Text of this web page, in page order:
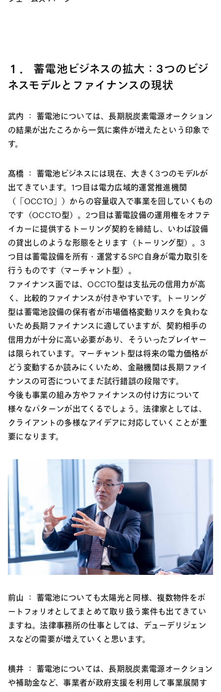
１． 蓄電池ビジネスの拡大：3つのビジ
ネスモデルとファイナンスの現状
武内 ：
蓄電池については、長期脱炭素電源オークション
の結果が出たころから一気に案件が増えたという印象で
す。
髙橋 ：
蓄電池ビジネスには現在、大きく3つのモデルが
出てきています。1つ目は電力広域的運営推進機関
（「OCCTO」）からの容量収入で事業を回していくもの
です（OCCTO型）。2つ目は蓄電設備の運用権をオフテ
イカーに提供するトーリング契約を締結し、いわば設備
の貸出しのような形態をとります（トーリング型）。3
つ目は蓄電設備を所有・運営するSPC自身が電力取引を
行うものです（マーチャント型）。
ファイナンス面では、OCCTO型は支払元の信用力が高
く、比較的ファイナンスが付きやすいです。トーリング
型は蓄電池設備の保有者が市場価格変動リスクを負わな
いため長期ファイナンスに適していますが、契約相手の
信用力が十分に高い必要があり、そういったプレイヤー
は限られています。マーチャント型は将来の電力価格が
どう変動するか読みにくいため、金融機関は長期ファイ
ナンスの可否についてまだ試行錯誤の段階です。
今後も事業の組み方やファイナンスの付け方について
様々なパターンが出てくるでしょう。法律家としては、
クライアントの多様なアイデアに対応していくことが重
要になります。
前山 ：
蓄電池についても太陽光と同様、複数物件をポ
ートフォリオとしてまとめて取り扱う案件も出てきてい
ますね。法律事務所の仕事としては、デューデリジェン
スなどの需要が増えていくと思います。
横井 ：
蓄電池については、長期脱炭素電源オークション
や補助金など、事業者が政府支援を利用して事業展開す